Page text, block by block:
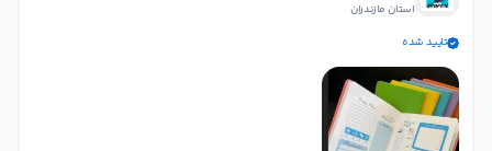
استان مازندران
تایید شده